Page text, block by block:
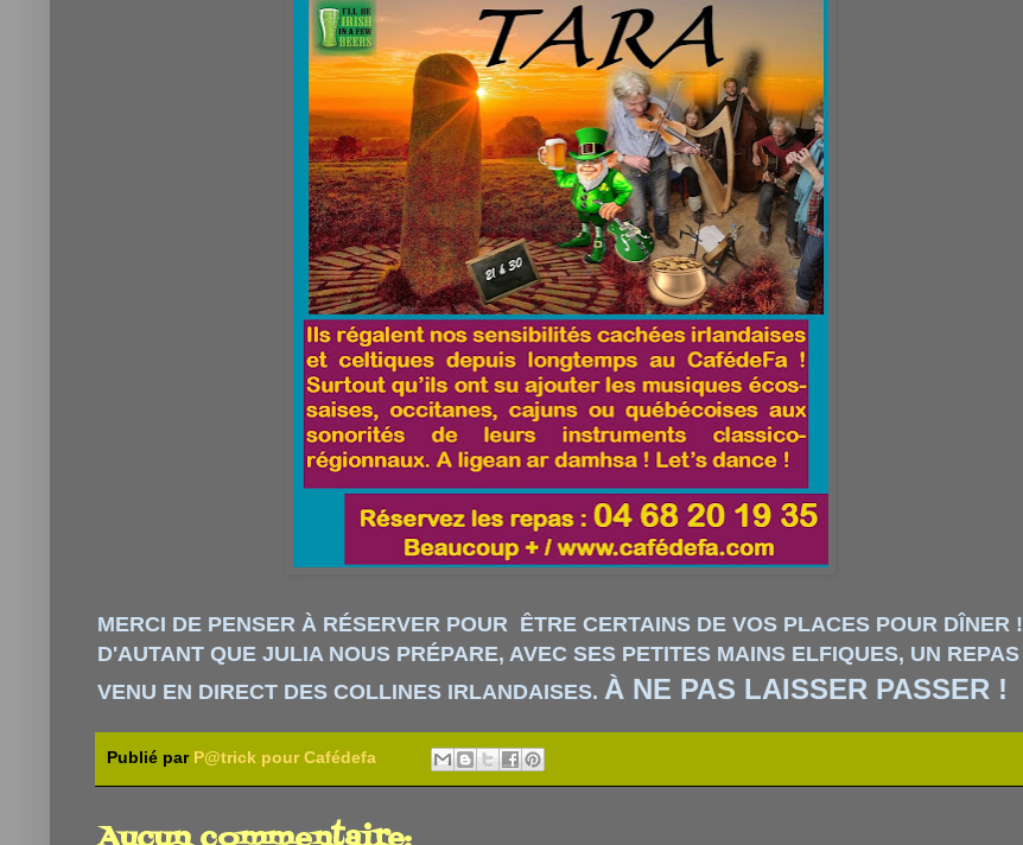
MERCI DE PENSER À RÉSERVER POUR ÊTRE CERTAINS DE VOS PLACES POUR DÎNER !
D'AUTANT QUE JULIA NOUS PRÉPARE, AVEC SES PETITES MAINS ELFIQUES, UN REPAS
VENU EN DIRECT DES COLLINES IRLANDAISES. À NE PAS LAISSER PASSER !
Publié par P@trick pour Cafédefa